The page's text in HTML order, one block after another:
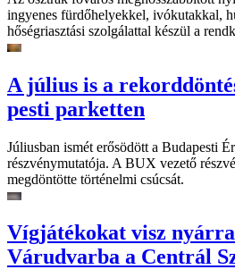
ingyenes fürdőhelyekkel, ivókutakkal,
hőségriasztási szolgálattal készül a
A július is a
pesti parketten
Júliusban ismét erősödött a Budapesti
részvénymutatója. A BUX vezető
megdöntötte történelmi csúcsát.
Vígjátékokat visz
Várudvarba a Centrál